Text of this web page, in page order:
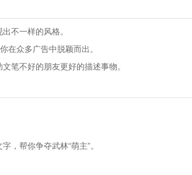
不一样的风格。
在众多广告中脱颖而出。
笔不好的朋友更好的描述事物。
，帮你争夺武林“萌主”。